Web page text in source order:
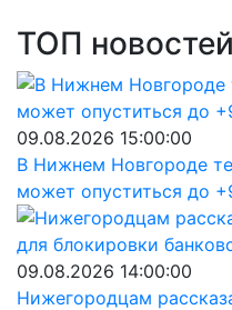
ТОП новостей
09.08.2026 15:00:00
В Нижнем Новгороде
может опуститься до
09.08.2026 14:00:00
Нижегородцам